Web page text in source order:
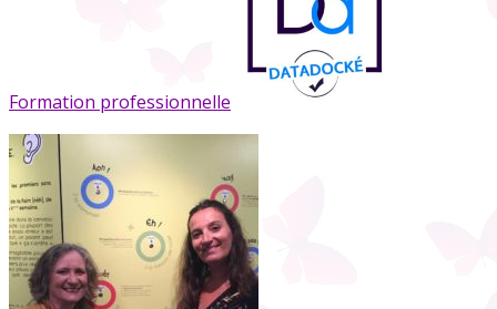
Formation professionnelle